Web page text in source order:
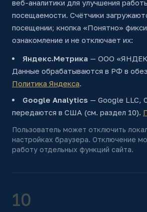
веб-аналитики для улучшения
посещаемости. Счётчики
посещении; кнопка «Понятно»
ознакомление и не отключает их:
Яндекс.Метрика — ООО
Данные обрабатываются в РФ в
Политика Яндекса.
Google Analytics — Google LLC,
передаются в США (см. раздел 10).
Пользователь может отключить
настройках браузера. Отключение
работу отдельных функций сайта.
10